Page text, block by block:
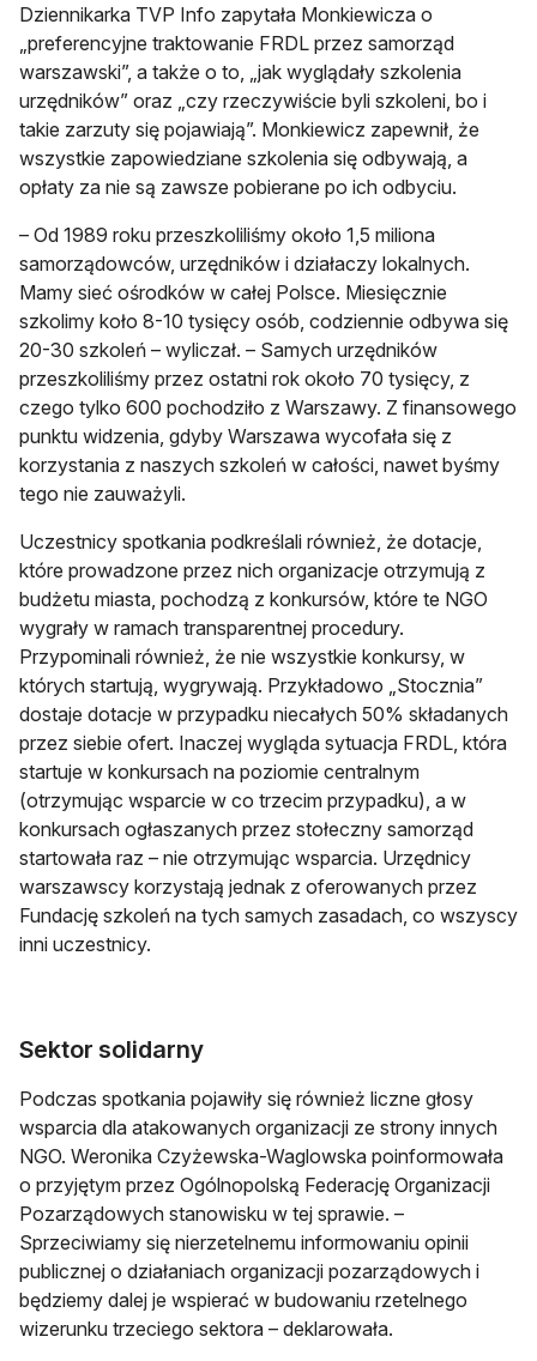
Dziennikarka TVP Info zapytała Monkiewicza o
„preferencyjne traktowanie FRDL przez samorząd
warszawski”, a także o to, „jak wyglądały szkolenia
urzędników” oraz „czy rzeczywiście byli szkoleni, bo i
takie zarzuty się pojawiają”. Monkiewicz zapewnił, że
wszystkie zapowiedziane szkolenia się odbywają, a
opłaty za nie są zawsze pobierane po ich odbyciu.
– Od 1989 roku przeszkoliliśmy około 1,5 miliona
samorządowców, urzędników i działaczy lokalnych.
Mamy sieć ośrodków w całej Polsce. Miesięcznie
szkolimy koło 8-10 tysięcy osób, codziennie odbywa się
20-30 szkoleń – wyliczał. – Samych urzędników
przeszkoliliśmy przez ostatni rok około 70 tysięcy, z
czego tylko 600 pochodziło z Warszawy. Z finansowego
punktu widzenia, gdyby Warszawa wycofała się z
korzystania z naszych szkoleń w całości, nawet byśmy
tego nie zauważyli.
Uczestnicy spotkania podkreślali również, że dotacje,
które prowadzone przez nich organizacje otrzymują z
budżetu miasta, pochodzą z konkursów, które te NGO
wygrały w ramach transparentnej procedury.
Przypominali również, że nie wszystkie konkursy, w
których startują, wygrywają. Przykładowo „Stocznia”
dostaje dotacje w przypadku niecałych 50% składanych
przez siebie ofert. Inaczej wygląda sytuacja FRDL, która
startuje w konkursach na poziomie centralnym
(otrzymując wsparcie w co trzecim przypadku), a w
konkursach ogłaszanych przez stołeczny samorząd
startowała raz – nie otrzymując wsparcia. Urzędnicy
warszawscy korzystają jednak z oferowanych przez
Fundację szkoleń na tych samych zasadach, co wszyscy
inni uczestnicy.
Sektor solidarny
Podczas spotkania pojawiły się również liczne głosy
wsparcia dla atakowanych organizacji ze strony innych
NGO. Weronika Czyżewska-Waglowska poinformowała
o przyjętym przez Ogólnopolską Federację Organizacji
Pozarządowych stanowisku w tej sprawie. –
Sprzeciwiamy się nierzetelnemu informowaniu opinii
publicznej o działaniach organizacji pozarządowych i
będziemy dalej je wspierać w budowaniu rzetelnego
wizerunku trzeciego sektora – deklarowała.